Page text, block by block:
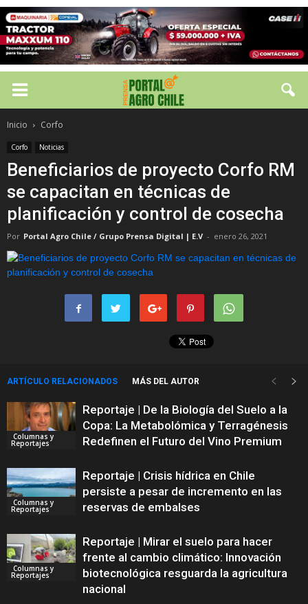
Inicio Corfo
Corfo Noticias
Beneficiarios de proyecto Corfo RM
se capacitan en técnicas de
planificación y control de cosecha
Por Portal Agro Chile / Grupo Prensa Digital | E.V - enero 26, 2021
ARTÍCULO RELACIONADOS MÁS DEL AUTOR
Columnas y
Reportajes
Reportaje | De la Biología del Suelo a la
Copa: La Metabolómica y Terragénesis
Redefinen el Futuro del Vino Premium
Columnas y
Reportajes
Reportaje | Crisis hídrica en Chile
persiste a pesar de incremento en las
reservas de embalses
Columnas y
Reportajes
Reportaje | Mirar el suelo para hacer
frente al cambio climático: Innovación
biotecnológica resguarda la agricultura
nacional